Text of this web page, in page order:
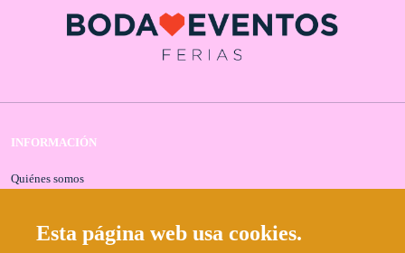
INFORMACIÓN
Quiénes somos
Política de privacidad
Esta página web usa cookies.